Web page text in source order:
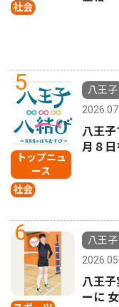
社会
5
トップニュ
ース
社会
八王子
八王
月８日
6
八王子
八王
ーに